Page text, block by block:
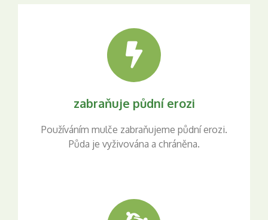
zabraňuje půdní erozi
Používáním mulče zabraňujeme půdní erozi.
Půda je vyživována a chráněna.